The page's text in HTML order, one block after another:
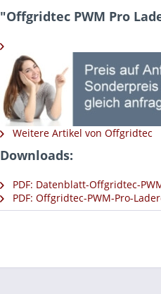
"Offgridtec PWM Pro
Weitere Artikel von Offgridtec
Downloads:
PDF: Datenblatt-Offgridtec-
PDF: Offgridtec-PWM-Pro-